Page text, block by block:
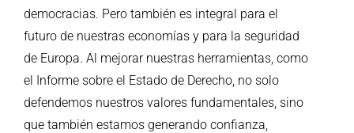
democracias. Pero también es integral para el
futuro de nuestras economías y para la seguridad
de Europa. Al mejorar nuestras herramientas, como
el Informe sobre el Estado de Derecho, no solo
defendemos nuestros valores fundamentales, sino
que también estamos generando confianza,